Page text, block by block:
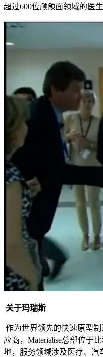
超过600位颅颌面领域的医
关于玛瑞斯
作为世界领先的快速原型
应商，Materialise总部位于
地，服务领域涉及医疗、汽